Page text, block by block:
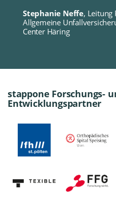
Stephanie Neffe, Leitung
Allgemeine
Center Häring
stappone Forschungs-
Entwicklungspartner